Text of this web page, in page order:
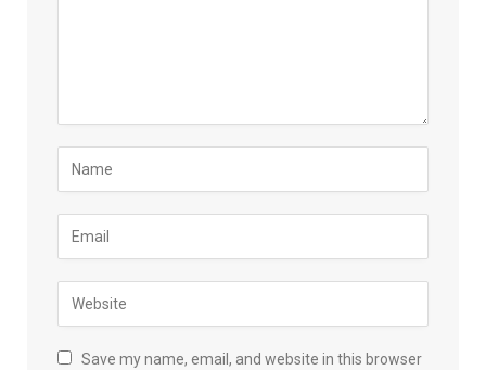
Save my name, email, and website in this browser